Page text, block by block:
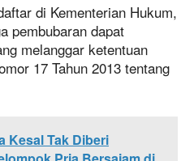
di Kementerian Hukum,
pembubaran dapat
melanggar ketentuan
17 Tahun 2013 tentang
Kesal Tak Diberi